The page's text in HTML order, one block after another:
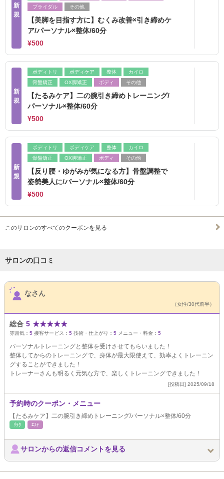
新
規
ブライダル
その他
【美脚を目指す方に】むくみ改善×引き締めケ
ア/パーソナル×整体/60分
¥500
新
規
ボディトリ ボディケア 整体
カイロ
骨盤矯正
OX脚矯正 ボディ その他
【たるみケア】二の腕引き締めトレーニング/
パーソナル×整体/60分
¥500
新
規
ボディトリ ボディケア 整体
カイロ
骨盤矯正
OX脚矯正 ボディ その他
【反り腰・ゆがみが気になる方】骨盤調整で
姿勢美人に/パーソナル×整体/60分
¥500
このサロンのすべてのクーポンを見る
サロンの口コミ
サロンPick Up
なさん
（女性/30代前半）
総合 5 ★★★★★
雰囲気： 5 接客サービス： 5 技術・仕上がり： 5 メニュー・料金： 5
パーソナルトレーニングと整体を受けさせてもらいました！
整体してからのトレーニングで、身体が最大限使えて、効率よくトレーニン
グすることができました！
トレーナーさんも明るく元気な方で、楽しくトレーニングできました！
[投稿日] 2025/09/18
予約時のクーポン・メニュー
【たるみケア】二の腕引き締めトレーニング/パーソナル×整体/60分
ﾘﾗｸ ｴｽﾃ
サロンからの返信コメントを見る